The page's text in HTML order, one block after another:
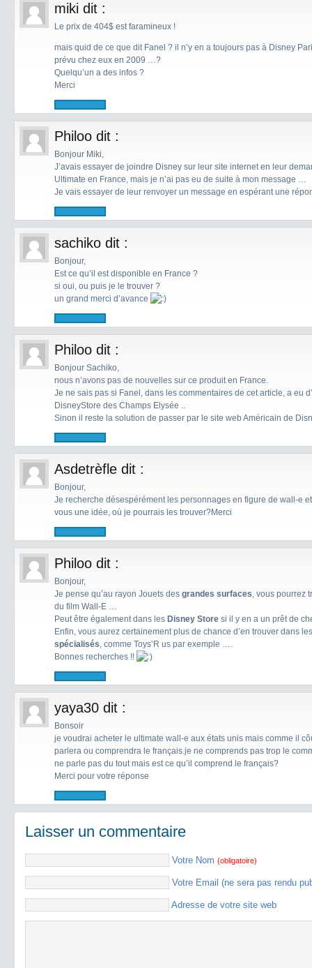
miki dit :
Le prix de 404$ est faramineux !
mais quid de ce que dit Fanel ? il n’y en a toujours pas à Disney
prévu chez eux en 2009 …?
Quelqu’un a des infos ?
Merci
Philoo dit :
Bonjour Miki,
J’avais essayer de joindre Disney sur leur site internet en leur
Ultimate en France, mais je n’ai pas eu de suite à mon message …
Je vais essayer de leur renvoyer un message en espérant une
sachiko dit :
Bonjour,
Est ce qu’il est disponible en France ?
si oui, ou puis je le trouver ?
un grand merci d’avance
Philoo dit :
Bonjour Sachiko,
nous n’avons pas de nouvelles sur ce produit en France.
Je ne sais pas si Fanel, dans les commentaires de cet article, a eu
DisneyStore des Champs Elysée ..
Sinon il reste la solution de passer par le site web Américain de
Asdetrèfle dit :
Bonjour,
Je recherche désespérément les personnages en figure de wall-e
vous une idée, où je pourrais les trouver?Merci
Philoo dit :
Bonjour,
Je pense qu’au rayon Jouets des grandes surfaces, vous pourrez
du film Wall-E …
Peut être également dans les Disney Store si il y en a un prêt de
Enfin, vous aurez certainement plus de chance d’en trouver dans
spécialisés, comme Toys’R us par exemple ….
Bonnes recherches !!
yaya30 dit :
Bonsoir
je voudrai acheter le ultimate wall-e aux états unis mais comme il
parlera ou comprendra le français.je ne comprends pas trop le
ne parle pas du tout mais est ce qu’il comprend le français?
Merci pour votre réponse
Laisser un commentaire
Votre Nom (obligatoire)
Votre Email (ne sera pas rendu
Adresse de votre site web